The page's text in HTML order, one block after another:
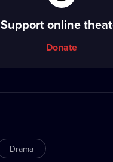
Support online
Donate
Drama